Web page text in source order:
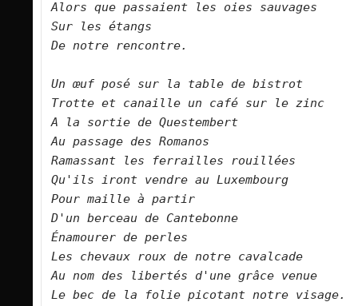
Alors que passaient les oies sauvages
Sur les étangs
De notre rencontre.
Un œuf posé sur la table de bistrot
Trotte et canaille un café sur le zinc
A la sortie de Questembert
Au passage des Romanos
Ramassant les ferrailles rouillées
Qu'ils iront vendre au Luxembourg
Pour maille à partir
D'un berceau de Cantebonne
Énamourer de perles
Les chevaux roux de notre cavalcade
Au nom des libertés d'une grâce venue
Le bec de la folie picotant notre visage.